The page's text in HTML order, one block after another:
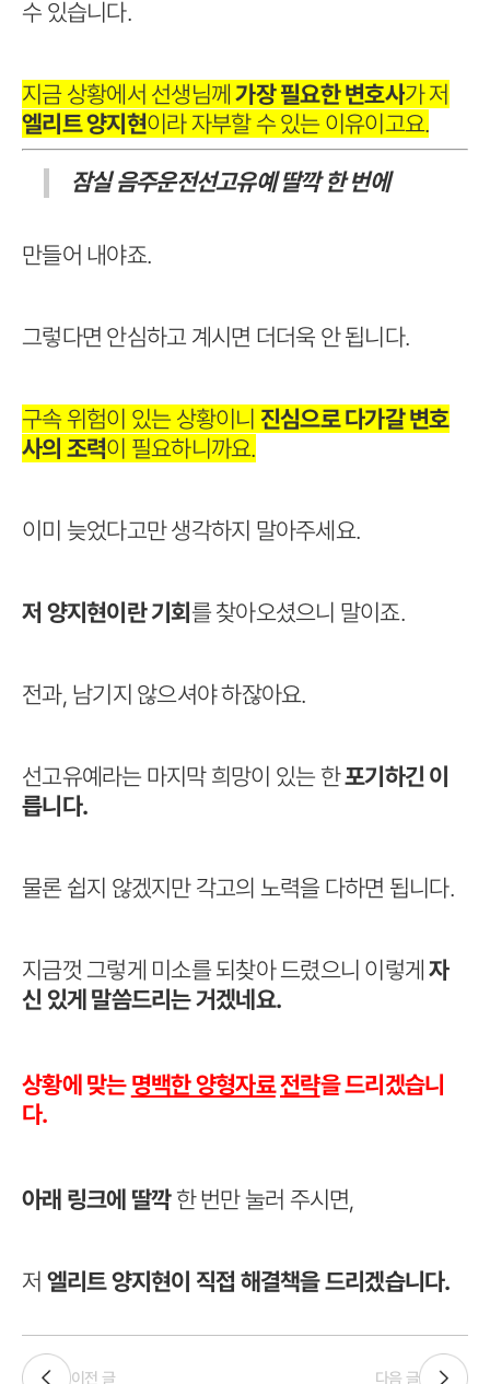
수 있습니다.
지금 상황에서 선생님께가장 필요한 변호사가 저
엘리트 양지현이라 자부할 수 있는 이유이고요.
잠실 음주운전선고유예 딸깍 한 번에
만들어 내야죠.
그렇다면 안심하고 계시면 더더욱 안 됩니다.
구속 위험이 있는 상황이니 진심으로 다가갈 변호
사의 조력이 필요하니까요.
이미 늦었다고만 생각하지 말아주세요.
저 양지현이란 기회를 찾아오셨으니 말이죠.
전과, 남기지 않으셔야 하잖아요.
선고유예라는 마지막 희망이 있는 한포기하긴 이
릅니다.
물론 쉽지 않겠지만 각고의 노력을 다하면 됩니다.
지금껏 그렇게 미소를 되찾아 드렸으니 이렇게자
신 있게 말씀드리는 거겠네요.
상황에 맞는명백한 양형자료전략을 드리겠습니
다.
아래 링크에 딸깍한 번만 눌러 주시면,
저 엘리트 양지현이 직접 해결책을 드리겠습니다.
이전 글 다음 글